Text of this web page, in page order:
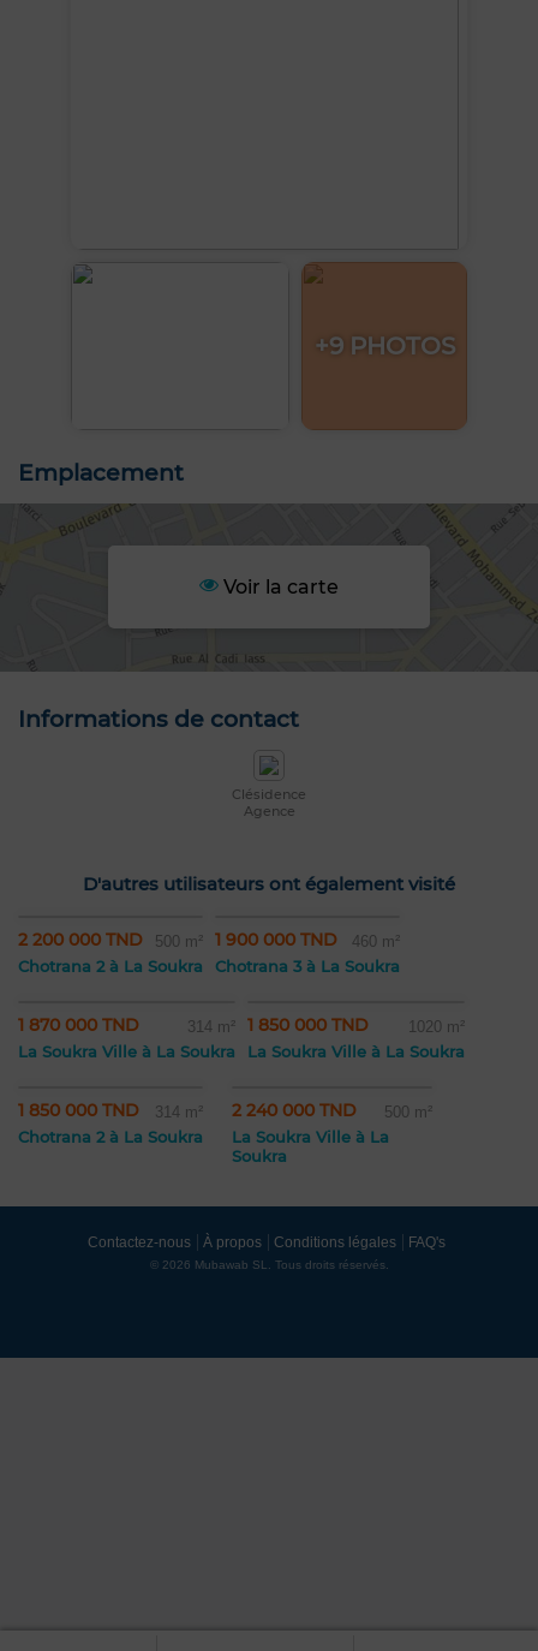
+9 PHOTOS
Emplacement
Voir la carte
Informations de contact
Clésidence
Agence
D'autres utilisateurs ont également visité
2 200 000 TND 500 m²
Chotrana 2 à La Soukra
1 900 000 TND 460 m²
Chotrana 3 à La Soukra
1 870 000 TND 314 m²
La Soukra Ville à La Soukra
1 850 000 TND 1020 m²
La Soukra Ville à La Soukra
1 850 000 TND 314 m²
Chotrana 2 à La Soukra
2 240 000 TND 500 m²
La Soukra Ville à La
Soukra
Contactez-nous À propos Conditions légales FAQ's
© 2026 Mubawab SL. Tous droits réservés.